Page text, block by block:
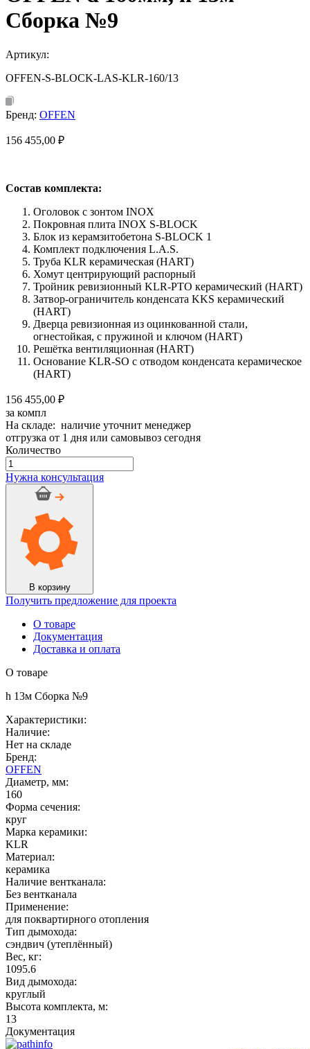
Сборка №9
Артикул:
OFFEN-S-BLOCK-LAS-KLR-160/13
Бренд: OFFEN
156 455,00 ₽
Состав комплекта:
Оголовок с зонтом INOX
Покровная плита INOX S-BLOCK
Блок из керамзитобетона S-BLOCK 1
Комплект подключения L.A.S.
Труба KLR керамическая (HART)
Хомут центрирующий распорный
Тройник ревизионный KLR-PTO керамический (HART)
Затвор-ограничитель конденсата KKS керамический
(HART)
Дверца ревизионная из оцинкованной стали,
огнестойкая, с пружиной и ключом (HART)
Решётка вентиляционная (HART)
Основание KLR-SO с отводом конденсата керамическое
(HART)
156 455,00 ₽
за компл
На складе: наличие уточнит менеджер
отгрузка от 1 дня или самовывоз сегодня
Количество
Количество
товара
Дымоход
керамический
160мм,
Нужна консультация
В корзину
Получить предложение для проекта
О товаре
Документация
Доставка и оплата
О товаре
h 13м Сборка №9
Характеристики:
Наличие:
Нет на складе
Бренд:
OFFEN
Диаметр, мм:
160
Форма сечения:
круг
Марка керамики:
KLR
Материал:
керамика
Наличие вентканала:
Без вентканала
Применение:
для поквартирного отопления
Тип дымохода:
сэндвич (утеплённый)
Вес, кг:
1095.6
Вид дымохода:
круглый
Высота комплекта, м:
13
Документация